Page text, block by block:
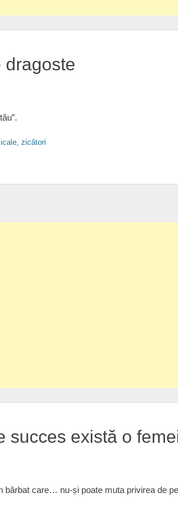
dragoste
, zicători
succes există o
bărbat care… nu-și poate muta privirea de pe